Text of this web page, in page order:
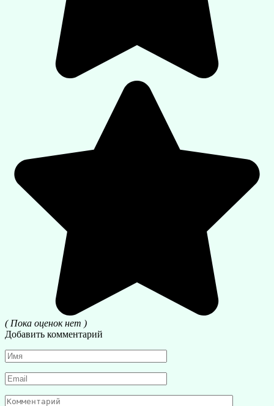
( Пока оценок нет )
Добавить комментарий
Имя
*
Email
*
Комментарий